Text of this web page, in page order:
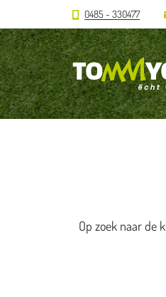
0485 - 330477
Op zoek naar de